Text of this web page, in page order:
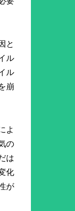
と
ル
ル
崩
よ
の
は
化
が